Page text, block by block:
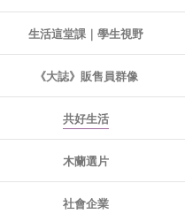
生活這堂課｜學生視野
《大誌》販售員群像
共好生活
木蘭選片
社會企業